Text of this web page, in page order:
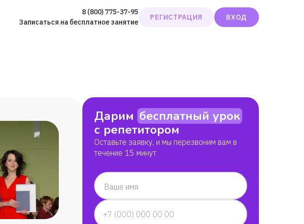
8 (800) 775-37-95
Записаться на бесплатное занятие
РЕГИСТРАЦИЯ ВХОД
Дарим бесплатный урок
с репетитором
Оставьте заявку, и мы перезвоним вам в
течение 15 минут
Ваше имя